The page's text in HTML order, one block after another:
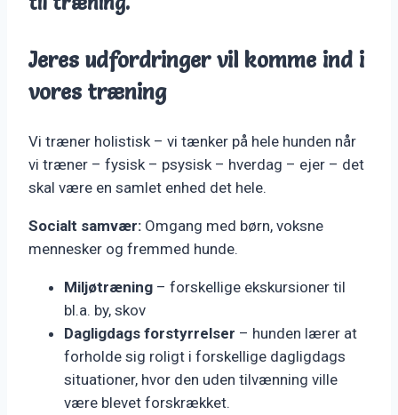
Jeres udfordringer vil komme ind i
vores træning
Vi træner holistisk – vi tænker på hele hunden når
vi træner – fysisk – psysisk – hverdag – ejer – det
skal være en samlet enhed det hele.
Socialt samvær: Omgang med børn, voksne
mennesker og fremmed hunde.
Miljøtræning – forskellige ekskursioner til
bl.a. by, skov
Dagligdags forstyrrelser – hunden lærer at
forholde sig roligt i forskellige dagligdags
situationer, hvor den uden tilvænning ville
være blevet forskrækket.